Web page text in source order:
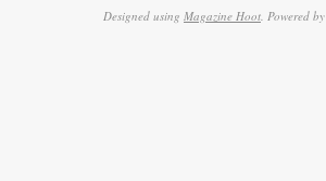
Designed using Magazine Hoot. Powered by